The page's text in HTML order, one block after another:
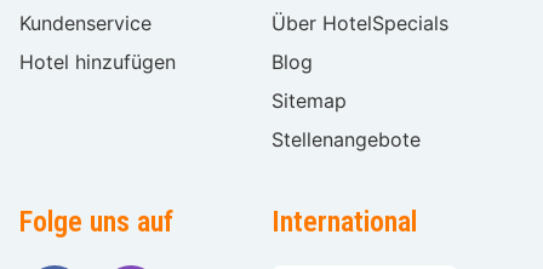
Kundenservice
Hotel hinzufügen
Über HotelSpecials
Blog
Sitemap
Stellenangebote
Folge uns auf International